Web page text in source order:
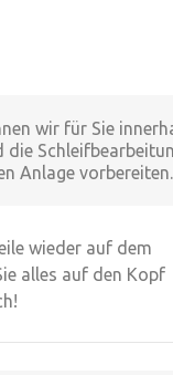
wir für Sie
die
Anlage vorbereiten.
wieder auf dem
alles auf den Kopf